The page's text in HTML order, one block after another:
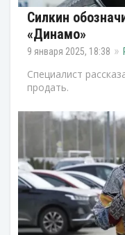
Силкин
«Динамо»
9 января 2025, 18:38
Специалист
продать.